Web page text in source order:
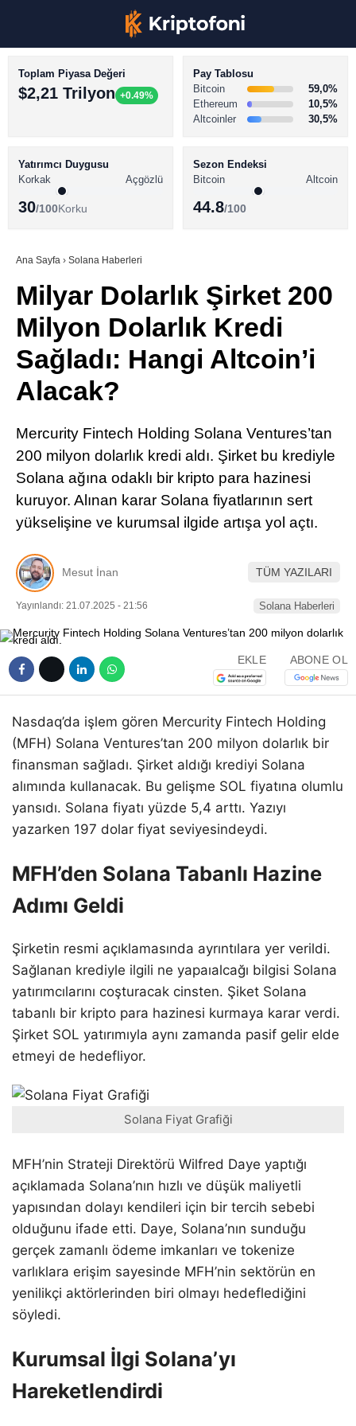
Youtube
TikTok
BİTCOİN HABERLERİ
ALTCOİN HABERLERİ
SÖZLÜK
Toplam Piyasa Değeri
$2,21 Trilyon +0.49%
Pay Tablosu
Bitcoin
59,0%
Ethereum
10,5%
Altcoinler
30,5%
Yatırımcı Duygusu
Korkak
Açgözlü
30/100Korku
Sezon Endeksi
Bitcoin
Altcoin
44.8/100
Ana Sayfa › Solana Haberleri
Milyar Dolarlık Şirket 200
Milyon Dolarlık Kredi
Sağladı: Hangi Altcoin’i
Alacak?
Mercurity Fintech Holding Solana Ventures’tan
200 milyon dolarlık kredi aldı. Şirket bu krediyle
Solana ağına odaklı bir kripto para hazinesi
kuruyor. Alınan karar Solana fiyatlarının sert
yükselişine ve kurumsal ilgide artışa yol açtı.
Mesut İnan TÜM YAZILARI
Yayınlandı: 21.07.2025 - 21:56 Solana Haberleri
EKLE ABONE OL
Nasdaq’da işlem gören Mercurity Fintech Holding
(MFH) Solana Ventures’tan 200 milyon dolarlık bir
finansman sağladı. Şirket aldığı krediyi Solana
alımında kullanacak. Bu gelişme SOL fiyatına olumlu
yansıdı. Solana fiyatı yüzde 5,4 arttı. Yazıyı
yazarken 197 dolar fiyat seviyesindeydi.
MFH’den Solana Tabanlı Hazine
Adımı Geldi
Şirketin resmi açıklamasında ayrıntılara yer verildi.
Sağlanan krediyle ilgili ne yapaıalcağı bilgisi Solana
yatırımcılarını coşturacak cinsten. Şiket Solana
tabanlı bir kripto para hazinesi kurmaya karar verdi.
Şirket SOL yatırımıyla aynı zamanda pasif gelir elde
etmeyi de hedefliyor.
Solana Fiyat Grafiği
MFH’nin Strateji Direktörü Wilfred Daye yaptığı
açıklamada Solana’nın hızlı ve düşük maliyetli
yapısından dolayı kendileri için bir tercih sebebi
olduğunu ifade etti. Daye, Solana’nın sunduğu
gerçek zamanlı ödeme imkanları ve tokenize
varlıklara erişim sayesinde MFH’nin sektörün en
yenilikçi aktörlerinden biri olmayı hedeflediğini
söyledi.
Kurumsal İlgi Solana’yı
Hareketlendirdi